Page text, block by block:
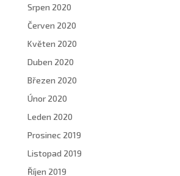
Srpen 2020
Červen 2020
Květen 2020
Duben 2020
Březen 2020
Únor 2020
Leden 2020
Prosinec 2019
Listopad 2019
Říjen 2019